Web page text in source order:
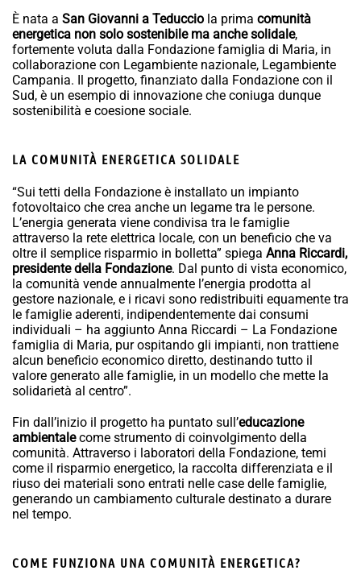
È nata a San Giovanni a Teduccio la prima comunità
energetica non solo sostenibile ma anche solidale,
fortemente voluta dalla Fondazione famiglia di Maria, in
collaborazione con Legambiente nazionale, Legambiente
Campania. Il progetto, finanziato dalla Fondazione con il
Sud, è un esempio di innovazione che coniuga dunque
sostenibilità e coesione sociale.
LA COMUNITÀ ENERGETICA SOLIDALE
“Sui tetti della Fondazione è installato un impianto
fotovoltaico che crea anche un legame tra le persone.
L’energia generata viene condivisa tra le famiglie
attraverso la rete elettrica locale, con un beneficio che va
oltre il semplice risparmio in bolletta” spiega Anna Riccardi,
presidente della Fondazione. Dal punto di vista economico,
la comunità vende annualmente l’energia prodotta al
gestore nazionale, e i ricavi sono redistribuiti equamente tra
le famiglie aderenti, indipendentemente dai consumi
individuali – ha aggiunto Anna Riccardi – La Fondazione
famiglia di Maria, pur ospitando gli impianti, non trattiene
alcun beneficio economico diretto, destinando tutto il
valore generato alle famiglie, in un modello che mette la
solidarietà al centro”.
Fin dall’inizio il progetto ha puntato sull’educazione
ambientalecome strumento di coinvolgimento della
comunità. Attraverso i laboratori della Fondazione, temi
come il risparmio energetico, la raccolta differenziata e il
riuso dei materiali sono entrati nelle case delle famiglie,
generando un cambiamento culturale destinato a durare
nel tempo.
COME FUNZIONA UNA COMUNITÀ ENERGETICA?